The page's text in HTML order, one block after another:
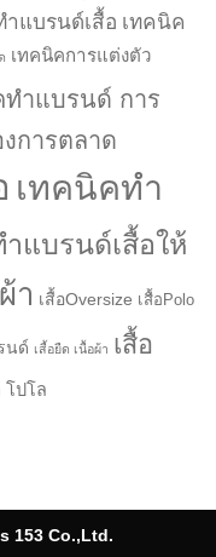
แบรนด์เสื้อ เทคนิค
เทคนิคการแต่งตัว
ทำแบรนด์ การ
การตลาด
เทคนิคทำ
แบรนด์เสื้อให้
า เสื้อOversize เสื้อPolo
นด์ เสื้อยืด เนื้อผ้า เสื้อ
โปโล
153 Co.,Ltd.